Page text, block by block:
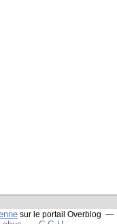
sur le portail Overblog